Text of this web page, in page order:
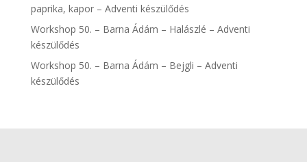
paprika, kapor – Adventi készülődés
Workshop 50. – Barna Ádám – Halászlé – Adventi
készülődés
Workshop 50. – Barna Ádám – Bejgli – Adventi
készülődés